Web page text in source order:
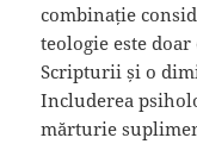
combinație
teologie este
Scripturii și o
Includerea
mărturie